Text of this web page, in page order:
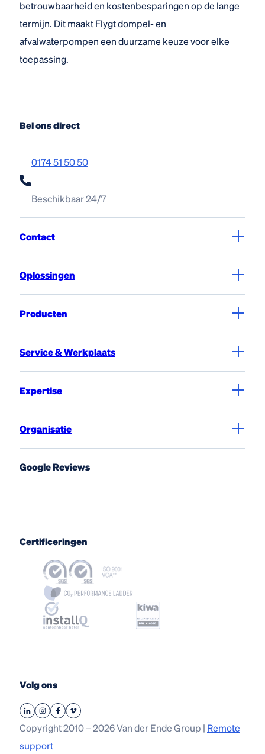
betrouwbaarheid en kostenbesparingen op de lange
termijn. Dit maakt Flygt dompel- en
afvalwaterpompen een duurzame keuze voor elke
toepassing.
Bel ons direct
0174 51 50 50
Beschikbaar 24/7
Contact
Oplossingen
Producten
Service & Werkplaats
Expertise
Organisatie
Google Reviews
Certificeringen
Volg ons
Copyright 2010 – 2026 Van der Ende Group | Remote
support